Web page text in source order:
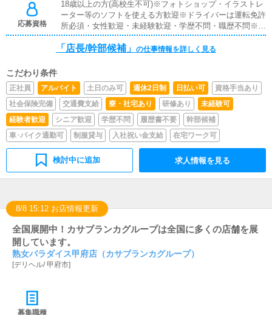
応募資格
18歳以上の方(高校生不可)※フォトショップ・イラストレ
ーター等のソフトを使える方歓迎※ドライバーは運転免許
所必須・女性歓迎・未経験歓迎・学歴不問・職歴不問※18
歳未満（高校生を含む）の応募はお断りします。
「店長/幹部候補」 の仕事情報を詳しく見る
こだわり条件
正社員 アルバイト 土日のみ可 週休2日制 日払い可
資格手当あり
社会保険完備
交通費支給 寮・社宅あり 研修あり
未経験可
経験者歓迎
シニア歓迎 学歴不問 履歴書不要
幹部候補
車･バイク通勤可
制服貸与 入社祝い金支給 在宅ワーク可
検討中に追加 求人情報を見る
8/8 15:12 お店情報更新
全国展開中！カサブランカグループは全国に多くの店舗を展
開しています。
熟女パラダイス甲府店（カサブランカグループ）
[デリヘル/甲府市]
募集職種